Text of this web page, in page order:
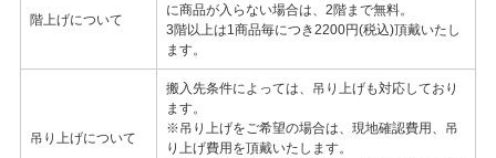
階上げについて
に商品が入らない場合は、2階まで無料。
3階以上は1商品毎につき2200円(税込)頂戴いたし
ます。
吊り上げについて
搬入先条件によっては、吊り上げも対応しており
ます。
※吊り上げをご希望の場合は、現地確認費用、吊
り上げ費用を頂戴いたします。